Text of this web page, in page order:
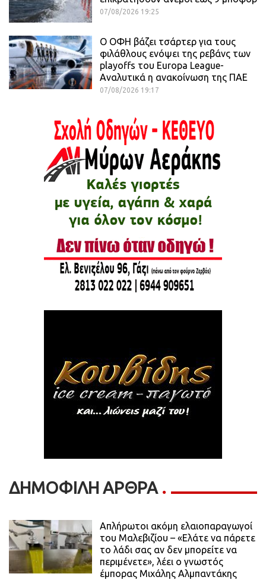
07/08/2026 19:25
Ο ΟΦΗ βάζει τσάρτερ για τους
φιλάθλους ενόψει της ρεβάνς των
playoffs του Europa League-
Αναλυτικά η ανακοίνωση της ΠΑΕ
07/08/2026 19:17
ΔΗΜΟΦΙΛΗ ΑΡΘΡΑ
Απλήρωτοι ακόμη ελαιοπαραγωγοί
του Μαλεβιζίου – «Ελάτε να πάρετε
το λάδι σας αν δεν μπορείτε να
περιμένετε», λέει ο γνωστός
έμπορας Μιχάλης Αλμπαντάκης